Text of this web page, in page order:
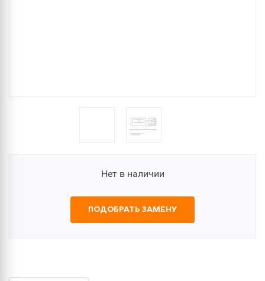
Нет в наличии
ПОДОБРАТЬ ЗАМЕНУ